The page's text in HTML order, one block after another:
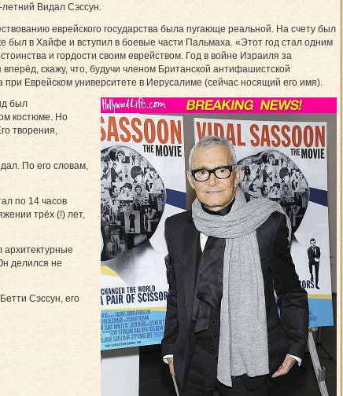
Видал Сэссун.
еврейского государства была пугающе реальной. На счету был
в Хайфе и вступил в боевые части Паль­маха. «Этот год стал одним
и гордости своим еврейством. Год в войне Израиля за
скажу, что, будучи членом Британской антифашистской
Еврейском университете в Иерусалиме (сейчас носящий его имя).
был
костюме. Но
творения,
По его словам,
по 14 часов
трёх (!) лет,
архитектурные
делился не
Сэссун, его